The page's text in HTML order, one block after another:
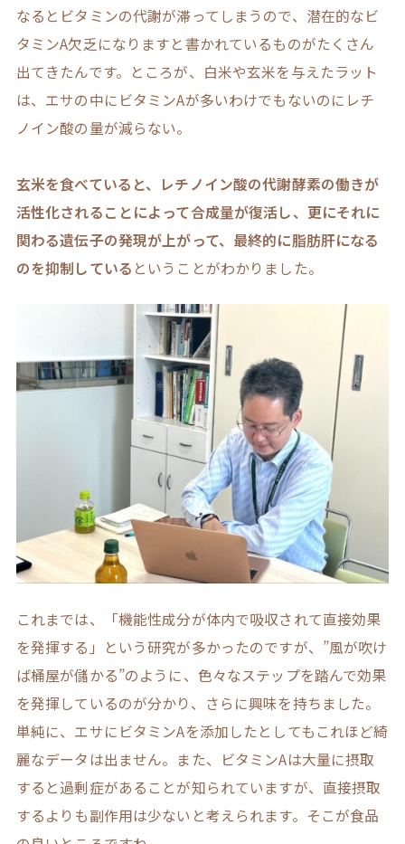
なるとビタミンの代謝が滞ってしまうので、潜在的なビ
タミンA欠乏になりますと書かれているものがたくさん
出てきたんです。ところが、白米や玄米を与えたラット
は、エサの中にビタミンAが多いわけでもないのにレチ
ノイン酸の量が減らない。
玄米を食べていると、レチノイン酸の代謝酵素の働きが
活性化されることによって合成量が復活し、更にそれに
関わる遺伝子の発現が上がって、最終的に脂肪肝になる
のを抑制している ということがわかりました。
これまでは、「機能性成分が体内で吸収されて直接効果
を発揮する」という研究が多かったのですが、”風が吹け
ば桶屋が儲かる”のように、色々なステップを踏んで効果
を発揮しているのが分かり、さらに興味を持ちました。
単純に、エサにビタミンAを添加したとしてもこれほど綺
麗なデータは出ません。また、ビタミンAは大量に摂取
すると過剰症があることが知られていますが、直接摂取
するよりも副作用は少ないと考えられます。そこが食品